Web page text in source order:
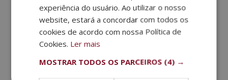
registo arqueológico, pois a pele geralmente não é
preservada, a tatuagem existe quase desde o início
dos tempos.
cadáver preservado pelo frio extremo nos Alpes
PORTUGUESE
experiência do usuário. Ao utilizar o nosso
website, estará a concordar com todos os
cookies de acordo com nossa Política de
Cookies. Ler mais
MOSTRAR TODOS OS PARCEIROS (4) →